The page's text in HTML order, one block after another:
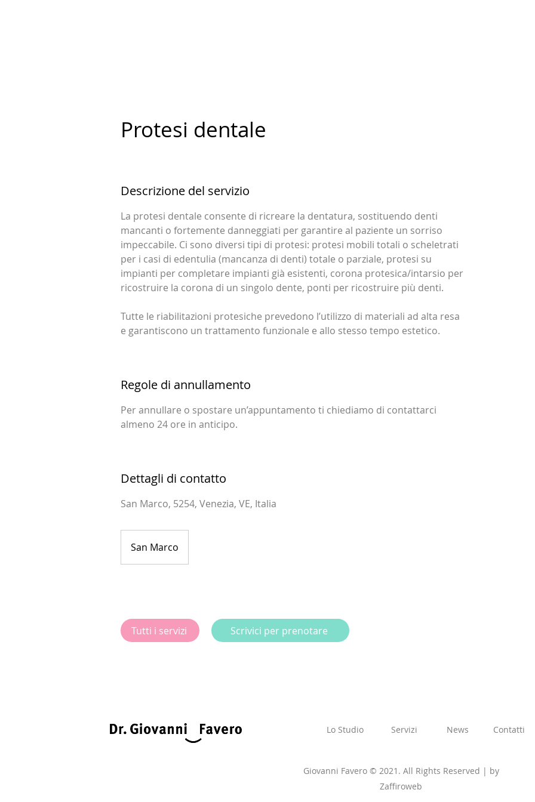
Protesi dentale
Descrizione del servizio
La protesi dentale consente di ricreare la dentatura, sostituendo denti
mancanti o fortemente danneggiati per garantire al paziente un sorriso
impeccabile. Ci sono diversi tipi di protesi: protesi mobili totali o scheletrati
per i casi di edentulia (mancanza di denti) totale o parziale, protesi su
impianti per completare impianti già esistenti, corona protesica/intarsio per
ricostruire la corona di un singolo dente, ponti per ricostruire più denti.
Tutte le riabilitazioni protesiche prevedono l’utilizzo di materiali ad alta resa
e garantiscono un trattamento funzionale e allo stesso tempo estetico.
Regole di annullamento
Per annullare o spostare un’appuntamento ti chiediamo di contattarci
almeno 24 ore in anticipo.
Dettagli di contatto
San Marco, 5254, Venezia, VE, Italia
San Marco
Tutti i servizi Scrivici per prenotare
Lo Studio Servizi News Contatti
Giovanni Favero © 2021. All Rights Reserved | by
Zaffiroweb